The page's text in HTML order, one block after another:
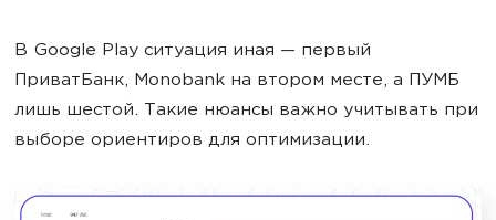
В Google Play ситуация иная — первый
ПриватБанк, Monobank на втором месте, а ПУМБ
лишь шестой. Такие нюансы важно учитывать при
выборе ориентиров для оптимизации.